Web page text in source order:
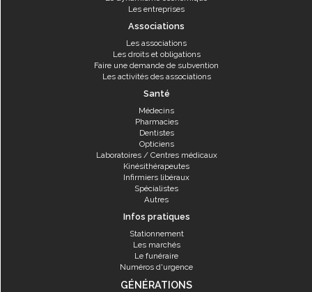
Les entreprises
Associations
Les associations
Les droits et obligations
Faire une demande de subvention
Les activités des associations
Santé
Médecins
Pharmacies
Dentistes
Opticiens
Laboratoires / Centres médicaux
Kinésithérapeutes
Infirmiers libéraux
Spécialistes
Autres
Infos pratiques
Stationnement
Les marchés
Le funéraire
Numéros d'urgence
GÉNÉRATIONS